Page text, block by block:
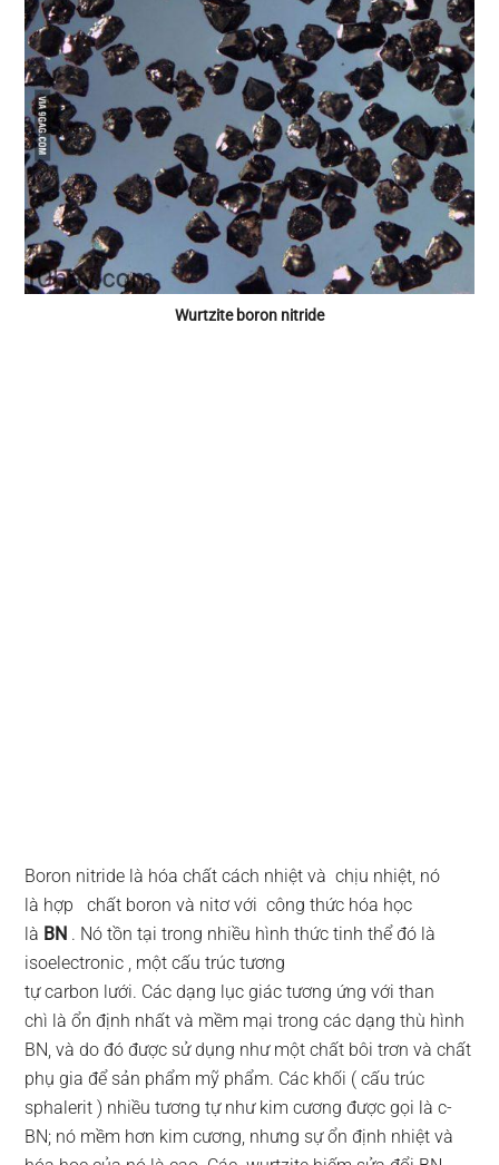
Wurtzite boron nitride
Boron nitride là hóa chất cách nhiệt và chịu nhiệt, nó
là hợp chất boron và nitơ với công thức hóa học
là BN . Nó tồn tại trong nhiều hình thức tinh thể đó là
isoelectronic , một cấu trúc tương
tự carbon lưới. Các dạng lục giác tương ứng với than
chì là ổn định nhất và mềm mại trong các dạng thù hình
BN, và do đó được sử dụng như một chất bôi trơn và chất
phụ gia để sản phẩm mỹ phẩm. Các khối ( cấu trúc
sphalerit ) nhiều tương tự như kim cương được gọi là c-
BN; nó mềm hơn kim cương, nhưng sự ổn định nhiệt và